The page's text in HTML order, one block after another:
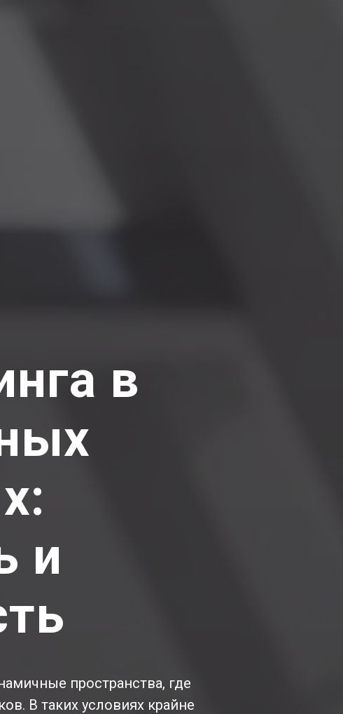
в
и
пространства, где
В таких условиях крайне